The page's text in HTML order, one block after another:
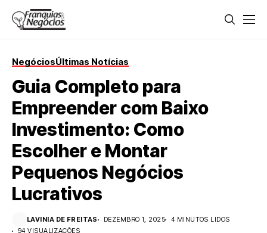
NegóciosÚltimas Notícias
Guia Completo para
Empreender com Baixo
Investimento: Como
Escolher e Montar
Pequenos Negócios
Lucrativos
LAVINIA DE FREITAS DEZEMBRO 1, 2025
4 MINUTOS LIDOS
94 VISUALIZAÇÕES